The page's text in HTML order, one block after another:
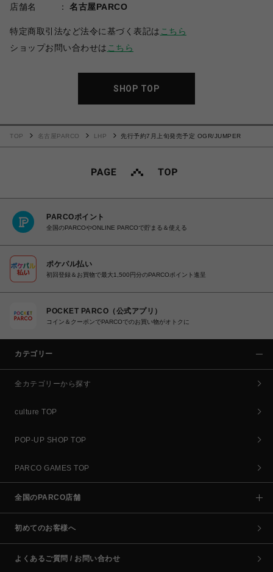
店舗名
名古屋PARCO
特定商取引法など法令に基づく表記は こちら
ショップお問い合わせは こちら
SHOP TOP
TOP 名古屋PARCO LHP 先行予約7月上旬発売予定 OGR/JUMPER
PARCOポイント
全国のPARCOやONLINE PARCOで貯まる＆使える
ポケパル払い
初回登録＆お買物で最大1,500円分のPARCOポイント進呈
POCKET PARCO（公式アプリ）
コイン＆クーポンでPARCOでのお買い物がオトクに
カテゴリー
全カテゴリーから探す
culture TOP
POP-UP SHOP TOP
PARCO GAMES TOP
全国のPARCO店舗
初めてのお客様へ
よくあるご質問 / お問い合わせ